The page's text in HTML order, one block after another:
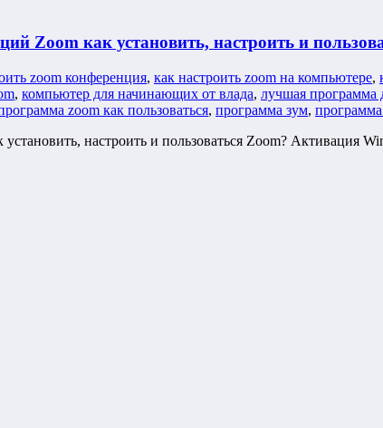
Zoom как установить, настроить и
zoom конференция, как настроить zoom на компьютере,
, компьютер для начинающих от влада, лучшая программа
zoom как пользоваться, программа зум, программа
настроить и пользоваться Zoom? Активация